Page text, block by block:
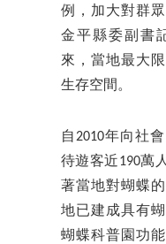
例，加大對群
金平縣委副書
來，當地最大
生存空間。
自2010年向社
待遊客近190萬
著當地對蝴蝶
地已建成具有
蝴蝶科普園功